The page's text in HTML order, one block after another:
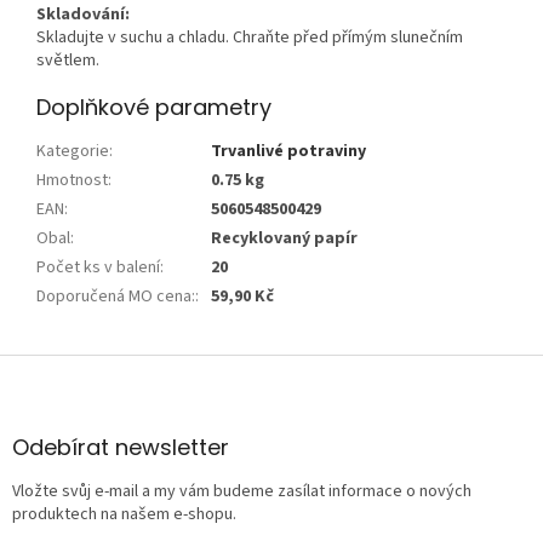
Skladování:
Skladujte v suchu a chladu. Chraňte před přímým slunečním
světlem.
Doplňkové parametry
Kategorie:
Trvanlivé potraviny
Hmotnost:
0.75 kg
EAN:
5060548500429
Obal:
Recyklovaný papír
Počet ks v balení:
20
Doporučená MO cena:: 59,90 Kč
Z
aOdebírat newsletter
Vložte svůj e-mail a my vám budeme zasílat informace o nových
produktech na našem e-shopu.